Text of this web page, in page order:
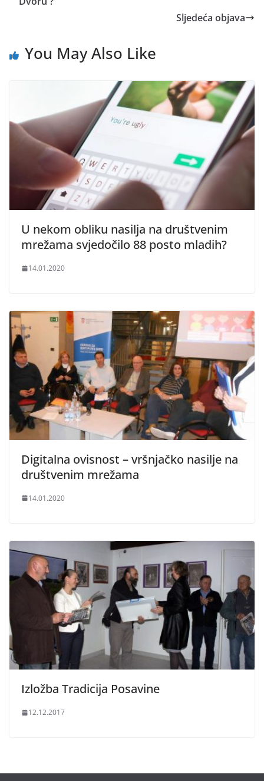
Sljedeća objava
You May Also Like
U nekom obliku nasilja na društvenim
mrežama svjedočilo 88 posto mladih?
14.01.2020
Digitalna ovisnost – vršnjačko nasilje na
društvenim mrežama
14.01.2020
Izložba Tradicija Posavine
12.12.2017